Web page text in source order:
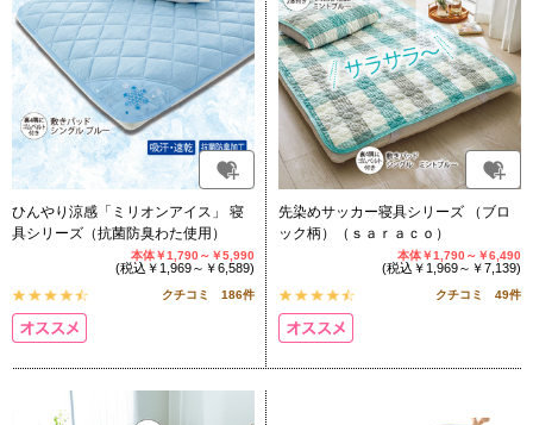
ひんやり涼感「ミリオンアイス」 寝
具シリーズ（抗菌防臭わた使用）
本体￥1,790～￥5,990
(税込￥1,969～￥6,589)
クチコミ 186件
先染めサッカー寝具シリーズ （ブロ
ック柄）（ｓａｒａｃｏ）
本体￥1,790～￥6,490
(税込￥1,969～￥7,139)
クチコミ 49件